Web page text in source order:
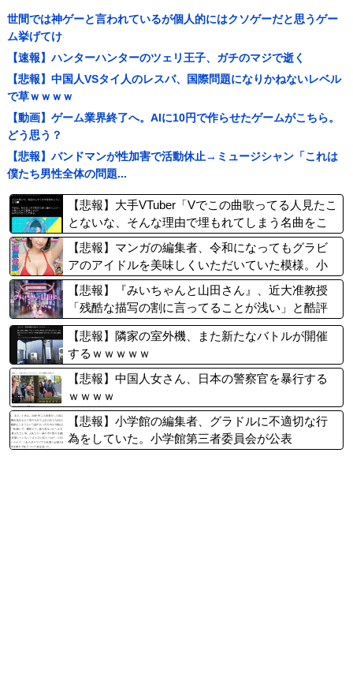
世間では神ゲーと言われているが個人的にはクソゲーだと思うゲー
ム挙げてけ
【速報】ハンターハンターのツェリ王子、ガチのマジで逝く
【悲報】中国人VSタイ人のレスバ、国際問題になりかねないレベル
で草ｗｗｗｗ
【動画】ゲーム業界終了へ。AIに10円で作らせたゲームがこちら。
どう思う？
【悲報】バンドマンが性加害で活動休止→ミュージシャン「これは
僕たち男性全体の問題...
【悲報】大手VTuber「Vでこの曲歌ってる人見たこ
とないな、そんな理由で埋もれてしまう名曲をこ
の世から無くしたい」→何様だと大炎上
【悲報】マンガの編集者、令和になってもグラビ
アのアイドルを美味しくいただいていた模様。小
学館第三者委員会が公表
【悲報】『みいちゃんと山田さん』、近大准教授
「残酷な描写の割に言ってることが浅い」と酷評
され、アニメ化を反対されてしまう……
【悲報】隣家の室外機、また新たなバトルが開催
するｗｗｗｗｗ
【悲報】中国人女さん、日本の警察官を暴行する
ｗｗｗｗ
【悲報】小学館の編集者、グラドルに不適切な行
為をしていた。小学館第三者委員会が公表